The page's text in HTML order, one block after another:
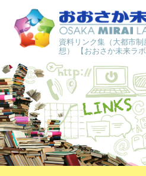
資料リンク集（大都市
想） 【おおさか未来ラボ